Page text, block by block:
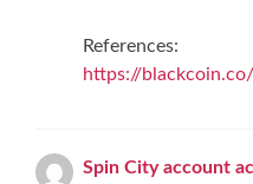
References:
https://
Spin City account